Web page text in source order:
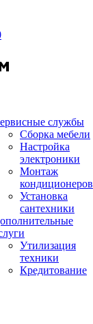
службы
Сборка мебели
Настройка
электроники
Монтаж
кондиционеров
Установка
сантехники
Утилизация
техники
Кредитование